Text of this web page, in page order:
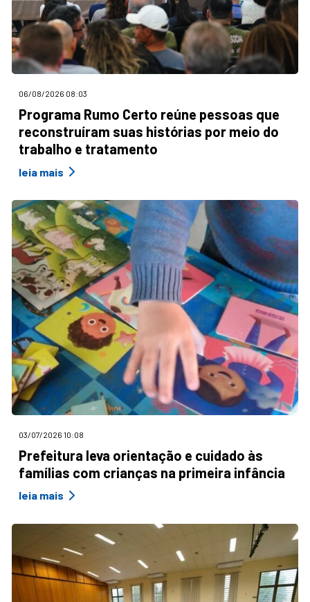
06/08/2026 08:03
Programa Rumo Certo reúne pessoas que
reconstruíram suas histórias por meio do
trabalho e tratamento
leia mais
03/07/2026 10:08
Prefeitura leva orientação e cuidado às
famílias com crianças na primeira infância
leia mais